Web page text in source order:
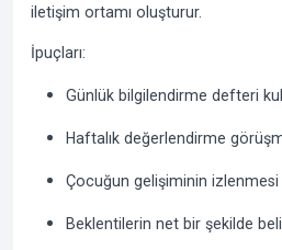
iletişim ortamı oluşturur.
İpuçları:
Günlük bilgilendirme defteri
Haftalık değerlendirme
Çocuğun gelişiminin izlenmesi
Beklentilerin net bir şekilde